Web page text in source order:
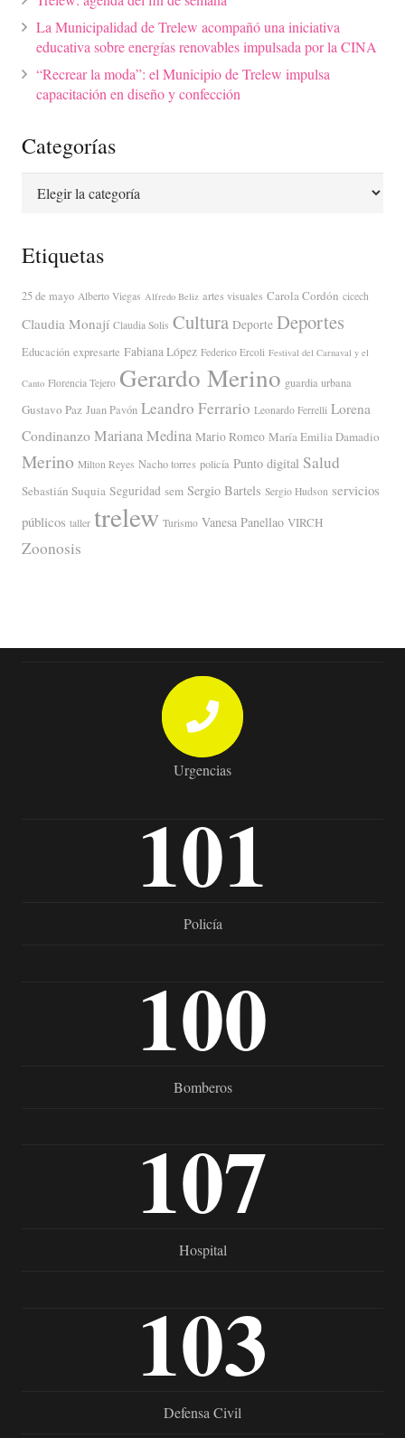
La Municipalidad de Trelew acompañó una iniciativa
educativa sobre energías renovables impulsada por la CINA
“Recrear la moda”: el Municipio de Trelew impulsa
capacitación en diseño y confección
Categorías
Etiquetas
25 de mayo Alberto Viegas Alfredo Beliz artes visuales Carola Cordón cicech
Claudia Monají Claudia Solis Cultura Deporte Deportes
Educación expresarte Fabiana López Federico Ercoli Festival del Carnaval y el
Canto Florencia Tejero Gerardo Merino guardia urbana
Gustavo Paz Juan Pavón Leandro Ferrario Leonardo Ferrelli Lorena
Condinanzo Mariana Medina Mario Romeo María Emilia Damadio
Merino Milton Reyes Nacho torres policía Punto digital Salud
Sebastián Suquia Seguridad sem Sergio Bartels Sergio Hudson servicios
públicos taller trelew Turismo Vanesa Panellao VIRCH
Zoonosis
Urgencias
101
Policía
100
Bomberos
107
Hospital
103
Defensa Civil